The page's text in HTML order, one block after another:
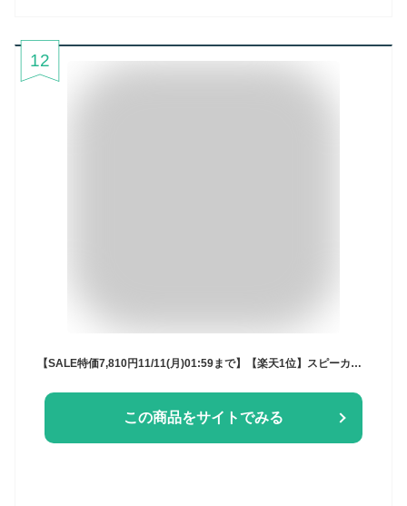
12
【SALE特価7,810円11/11(月)01:59まで】【楽天1位】スピーカー テレビ 手元スピーカー 無線 ワイヤレス コードレス 持ち運び 手元 耳元 テレビスピーカー テレビ用 ワイヤレススピーカー 難聴 補聴器 聴音補助器 イヤホン 代わり 大音量 ★[送料無料]
この商品をサイトでみる